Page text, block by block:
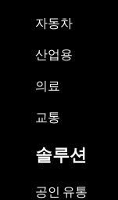
자동차
산업용
의료
교통
솔루션
공인 유통